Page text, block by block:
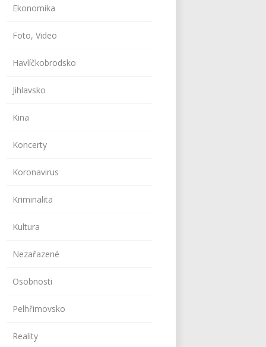
Ekonomika
Foto, Video
Havlíčkobrodsko
Jihlavsko
Kina
Koncerty
Koronavirus
Kriminalita
Kultura
Nezařazené
Osobnosti
Pelhřimovsko
Reality